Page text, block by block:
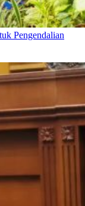
Pengendalian